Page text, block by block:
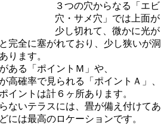
３つの穴からなる「エビ
穴・サメ穴」では上面が
少し切れて、微かに光が
完全に塞がれており、少し狭いが洞
ります。
ある「ポイントＭ」や、
高確率で見られる「ポイントＡ」、
イントは計６ヶ所あります。
ないテラスには、畳が備え付けてあ
には最高のロケーションです。